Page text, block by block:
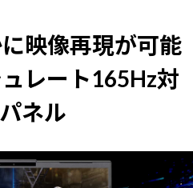
映像再現が可能
レート165Hz対
ネル